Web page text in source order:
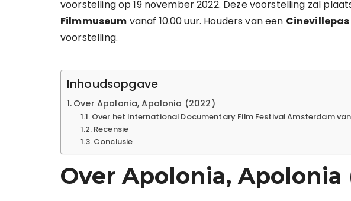
voorstelling op 19 november 2022. Deze voorstelling zal
Filmmuseum vanaf 10.00 uur. Houders van een Cinevillepas
voorstelling.
Inhoudsopgave
Over Apolonia, Apolonia (2022)
Over het International Documentary Film Festival Amsterdam
Recensie
Conclusie
Over Apolonia, Apolonia